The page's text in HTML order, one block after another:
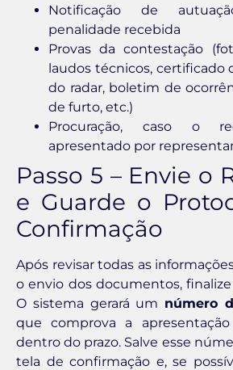
Notificação de
penalidade recebida
Provas da contestação
laudos técnicos, certificado
do radar, boletim de
de furto, etc.)
Procuração, caso o
apresentado por
Passo 5 – Envie o
e Guarde o
Confirmação
Após revisar todas as
o envio dos documentos,
O sistema gerará um número
que comprova a
dentro do prazo. Salve esse
tela de confirmação e, se